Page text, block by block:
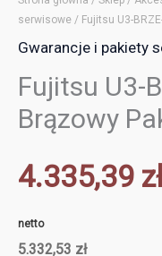
serwisowe / Fujitsu U3-
Gwarancje i pakiety
Fujitsu U3-
Brązowy
4.335,39
netto
5.332,53 zł